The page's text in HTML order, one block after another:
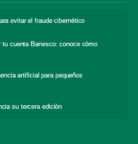
evitar el fraude cibernético
tu cuenta Banesco: conoce cómo
artificial para pequeños
su tercera edición